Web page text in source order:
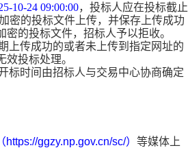
10-24 09:00:00，投标人应在投标截止
密的投标文件上传，并保存上传成功
的投标文件，招标人予以拒收。
上传成功的或者未上传到指定网址的
投标处理。
标时间由招标人与交易中心协商确定
（https://ggzy.np.gov.cn/sc/）等媒体上